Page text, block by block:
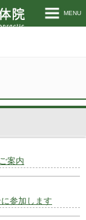
MENU
案内
参加します